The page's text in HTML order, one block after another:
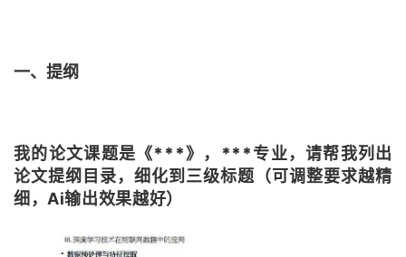
一、提纲
我的论文课题是《***》，***专业，请帮我列出
论文提纲目录，细化到三级标题 （可调整要求越精
细，Ai输出效果越好）